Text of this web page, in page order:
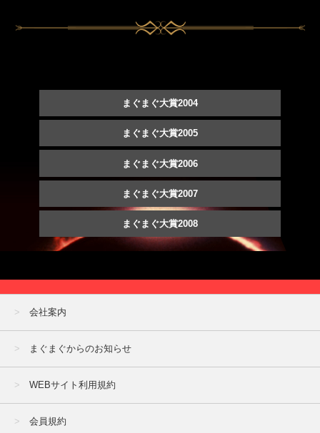
まぐまぐ大賞2004
まぐまぐ大賞2005
まぐまぐ大賞2006
まぐまぐ大賞2007
まぐまぐ大賞2008
会社案内
まぐまぐからのお知らせ
WEBサイト利用規約
会員規約